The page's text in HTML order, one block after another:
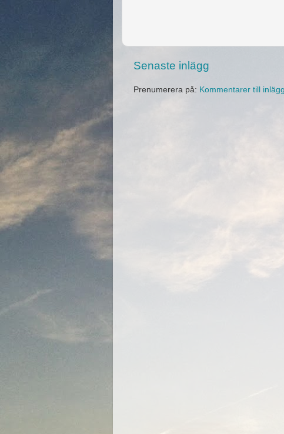
Senaste inlägg
Prenumerera på: Kommentarer till